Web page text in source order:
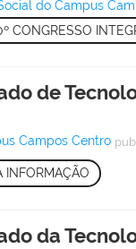
do Campus
CONGRESSO
de
Campos Centro
INFORMAÇÃO
da